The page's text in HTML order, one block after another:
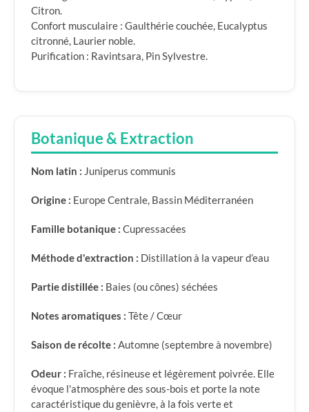
Citron.
Confort musculaire : Gaulthérie couchée, Eucalyptus
citronné, Laurier noble.
Purification : Ravintsara, Pin Sylvestre.
Botanique & Extraction
Nom latin : Juniperus communis
Origine : Europe Centrale, Bassin Méditerranéen
Famille botanique : Cupressacées
Méthode d'extraction : Distillation à la vapeur d’eau
Partie distillée : Baies (ou cônes) séchées
Notes aromatiques : Tête / Cœur
Saison de récolte : Automne (septembre à novembre)
Odeur : Fraîche, résineuse et légèrement poivrée. Elle
évoque l'atmosphère des sous-bois et porte la note
caractéristique du genièvre, à la fois verte et